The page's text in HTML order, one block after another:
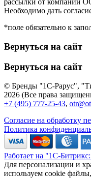
рассылки от компании
Необходимо дать
*поле обязательно к
Вернуться на сайт
Вернуться на сайт
© Бренды "1С-Рарус",
2026 (Все права
+7 (495) 777-25-43,
Согласие на обработку
Политика
Работает на "1С-
Для персонализации и
используем cookie